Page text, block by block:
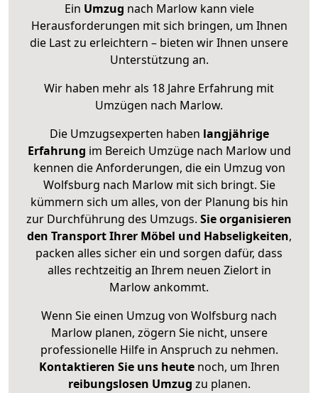
Ein Umzug nach Marlow kann viele
Herausforderungen mit sich bringen, um Ihnen
die Last zu erleichtern – bieten wir Ihnen unsere
Unterstützung an.
Wir haben mehr als 18 Jahre Erfahrung mit
Umzügen nach Marlow.
Die Umzugsexperten haben langjährige
Erfahrung im Bereich Umzüge nach Marlow und
kennen die Anforderungen, die ein Umzug von
Wolfsburg nach Marlow mit sich bringt. Sie
kümmern sich um alles, von der Planung bis hin
zur Durchführung des Umzugs. Sie organisieren
den Transport Ihrer Möbel und Habseligkeiten,
packen alles sicher ein und sorgen dafür, dass
alles rechtzeitig an Ihrem neuen Zielort in
Marlow ankommt.
Wenn Sie einen Umzug von Wolfsburg nach
Marlow planen, zögern Sie nicht, unsere
professionelle Hilfe in Anspruch zu nehmen.
Kontaktieren Sie uns heutenoch, um Ihren
reibungslosen Umzug zu planen.